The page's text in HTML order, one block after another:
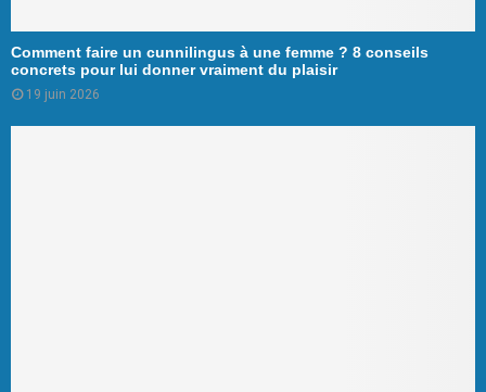
Comment faire un cunnilingus à une femme ? 8 conseils
concrets pour lui donner vraiment du plaisir
19 juin 2026